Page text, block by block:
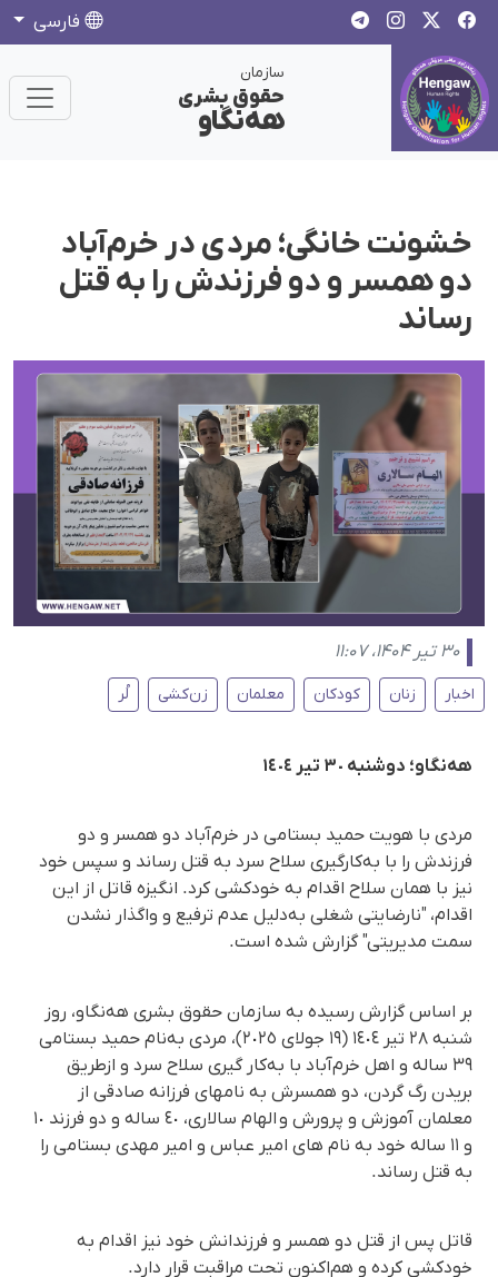
فارسی
سازمان
حقوق بشری
هەنگاو
خشونت خانگی؛ مردی در خرم‌آباد
دو همسر و دو فرزندش را بە قتل
رساند
۳۰ تیر ۱۴۰۴، ۱۱:۰۷
اخبار زنان کودکان معلمان زن‌کشی لُر
هەنگاو؛ دوشنبە ٣٠ تیر ١٤٠٤
مردی با هویت حمید بستامی در خرم‌آباد دو همسر و دو
فرزندش را با بەکارگیری سلاح سرد بە قتل رساند و سپس خود
نیز با همان سلاح اقدام بە خودکشی کرد. انگیزە قاتل از این
اقدام، "نارضایتی شغلی به‌دلیل عدم ترفیع و واگذار نشدن
سمت مدیریتی" گزارش شدە است.
بر اساس گزارش رسیدە بە سازمان حقوق بشری هەنگاو، روز
شنبە ٢٨ تیر ١٤٠٤ (١٩ جولای ٢٠٢٥)، مردی بەنام حمید بستامی
٣٩ سالە و اهل خرم‌آباد با بەکار گیری سلاح سرد و ازطریق
بریدن رگ گردن، دو همسرش به نامهای فرزانه صادقی از
معلمان آموزش و پرورش و الهام سالاری، ٤٠ سالە و دو فرزند ١٠
و ١١ سالە خود بە نام های امیر عباس و امیر مهدی بستامی را
بە قتل رساند.
قاتل پس از قتل دو همسر و فرزندانش خود نیز اقدام بە
خودکشی کردە و هم‌اکنون تحت مراقبت قرار دارد.